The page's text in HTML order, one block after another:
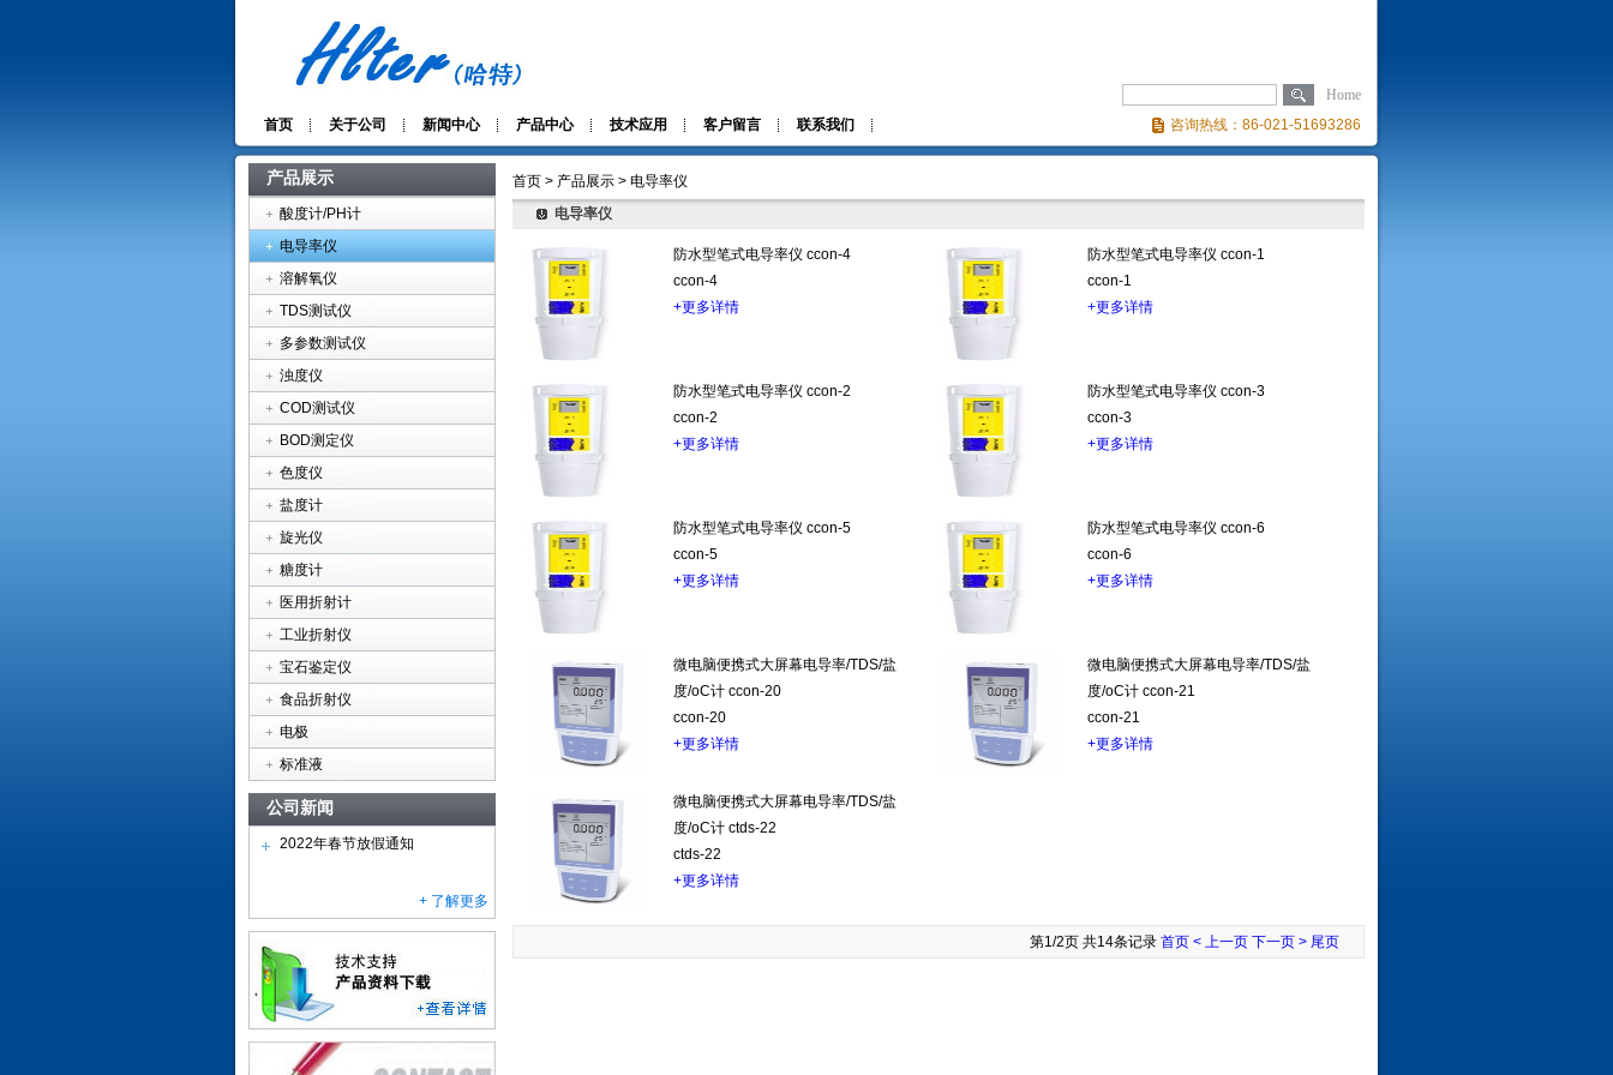
Home
首页
关于公司 新闻中心 产品中心 技术应用 客户留言 联系我们 咨询热线：86-021-51693286
产品展示
酸度计/PH计
电导率仪
溶解氧仪
TDS测试仪
多参数测试仪
浊度仪
COD测试仪
BOD测定仪
色度仪
盐度计
旋光仪
糖度计
医用折射计
工业折射仪
宝石鉴定仪
食品折射仪
电极
标准液
公司新闻
2022年春节放假通知
+ 了解更多
首页 > 产品展示 > 电导率仪
电导率仪
防水型笔式电导率仪 ccon-4
ccon-4
+更多详情
防水型笔式电导率仪 ccon-1
ccon-1
+更多详情
防水型笔式电导率仪 ccon-2
ccon-2
+更多详情
防水型笔式电导率仪 ccon-3
ccon-3
+更多详情
防水型笔式电导率仪 ccon-5
ccon-5
+更多详情
防水型笔式电导率仪 ccon-6
ccon-6
+更多详情
微电脑便携式大屏幕电导率/TDS/盐
度/oC计 ccon-20
ccon-20
+更多详情
微电脑便携式大屏幕电导率/TDS/盐
度/oC计 ccon-21
ccon-21
+更多详情
微电脑便携式大屏幕电导率/TDS/盐
度/oC计 ctds-22
ctds-22
+更多详情
第1/2页 共14条记录 首页 < 上一页 下一页 > 尾页